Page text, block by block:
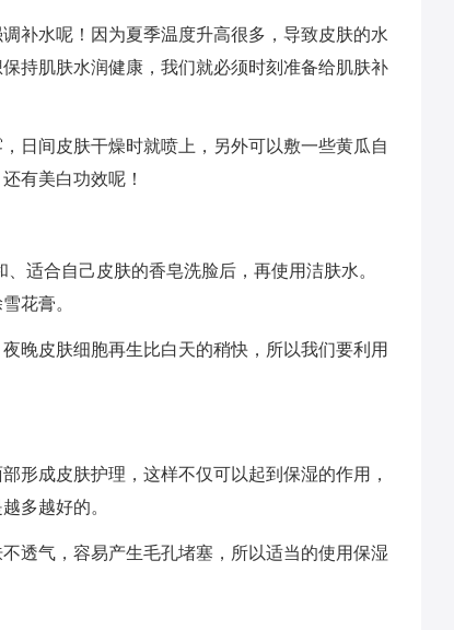
补水呢！因为夏季温度升高很多，导致皮肤的水
持肌肤水润健康，我们就必须时刻准备给肌肤补
日间皮肤干燥时就喷上，另外可以敷一些黄瓜自
有美白功效呢！
适合自己皮肤的香皂洗脸后，再使用洁肤水。
花膏。
晚皮肤细胞再生比白天的稍快，所以我们要利用
形成皮肤护理，这样不仅可以起到保湿的作用，
多越好的。
透气，容易产生毛孔堵塞，所以适当的使用保湿